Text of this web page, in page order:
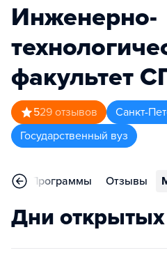
Инженерно-
факультет
529 отзывов
Санкт-
Государственный вуз
Программы Отзывы
Дни